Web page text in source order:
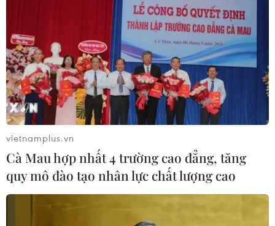
TIN LIÊN QUAN
vietnamplus.vn
Cà Mau hợp nhất 4 trường cao đẳng, tăng
quy mô đào tạo nhân lực chất lượng cao